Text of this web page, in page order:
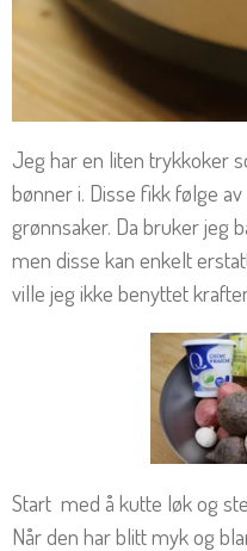
Jeg har en liten trykkoker
bønner i. Disse fikk følge
grønnsaker. Da bruker jeg
men disse kan enkelt
ville jeg ikke benyttet
Start med å kutte løk og
Når den har blitt myk og